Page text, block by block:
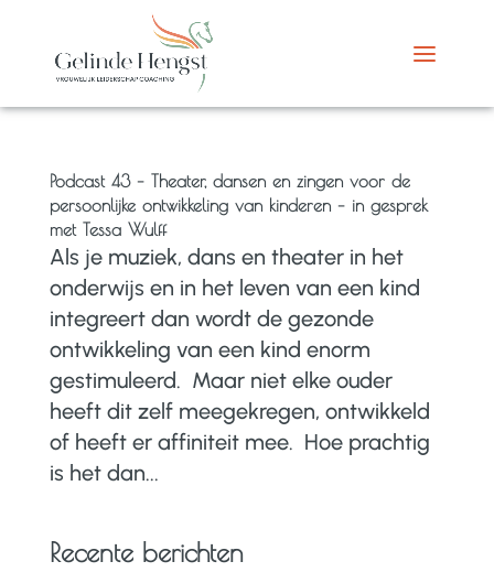
Podcast 43 – Theater, dansen en zingen voor de
persoonlijke ontwikkeling van kinderen – in gesprek
met Tessa Wulff
Als je muziek, dans en theater in het
onderwijs en in het leven van een kind
integreert dan wordt de gezonde
ontwikkeling van een kind enorm
gestimuleerd. Maar niet elke ouder
heeft dit zelf meegekregen, ontwikkeld
of heeft er affiniteit mee. Hoe prachtig
is het dan...
Recente berichten